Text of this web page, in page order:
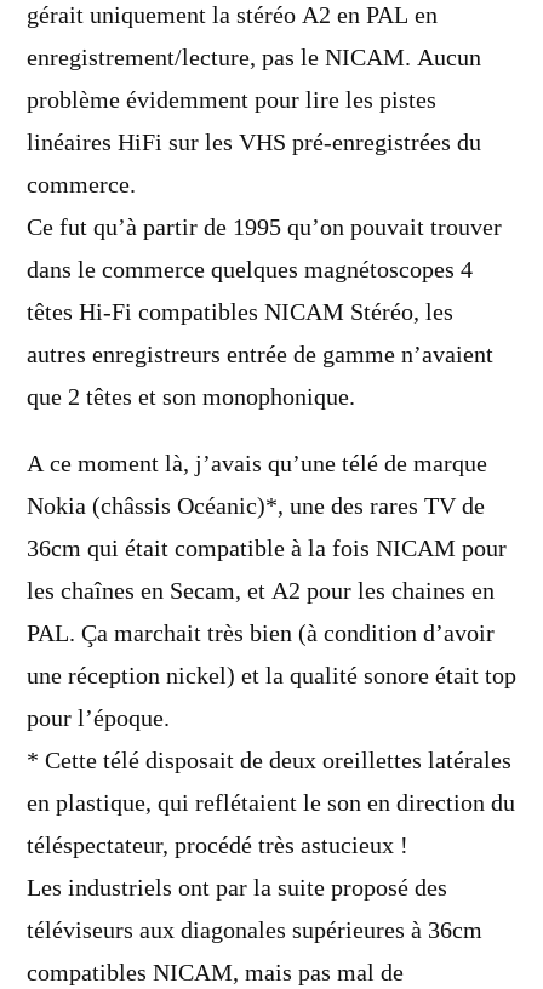
gérait uniquement la stéréo A2 en PAL en
enregistrement/lecture, pas le NICAM. Aucun
problème évidemment pour lire les pistes
linéaires HiFi sur les VHS pré-enregistrées du
commerce.
Ce fut qu’à partir de 1995 qu’on pouvait trouver
dans le commerce quelques magnétoscopes 4
têtes Hi-Fi compatibles NICAM Stéréo, les
autres enregistreurs entrée de gamme n’avaient
que 2 têtes et son monophonique.
A ce moment là, j’avais qu’une télé de marque
Nokia (châssis Océanic)*, une des rares TV de
36cm qui était compatible à la fois NICAM pour
les chaînes en Secam, et A2 pour les chaines en
PAL. Ça marchait très bien (à condition d’avoir
une réception nickel) et la qualité sonore était top
pour l’époque.
* Cette télé disposait de deux oreillettes latérales
en plastique, qui reflétaient le son en direction du
téléspectateur, procédé très astucieux !
Les industriels ont par la suite proposé des
téléviseurs aux diagonales supérieures à 36cm
compatibles NICAM, mais pas mal de